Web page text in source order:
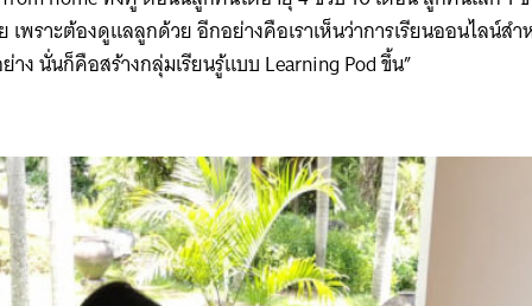
Search
เพราะต้องดูแลลูกด้วย อีกอย่างคือเราเห็นว่าการเรียนออนไลน์สำ
าง นั่นก็คือสร้างกลุ่มเรียนรู้แบบ Learning Pod ขึ้น”